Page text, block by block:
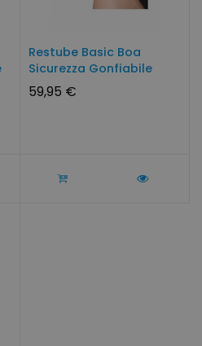
Restube Basic Boa
Sicurezza Gonfiabile
59,95 €